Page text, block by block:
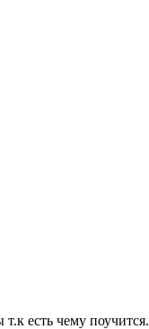
есть чему поучится.